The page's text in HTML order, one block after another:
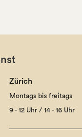
Zürich
Montags bis freitags
9 - 12 Uhr / 14 - 16 Uhr